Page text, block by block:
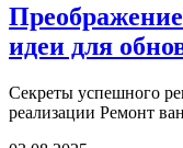
идеи для
Секреты успешного
реализации Ремонт